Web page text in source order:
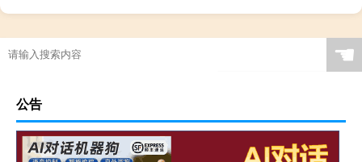
156寸笔记本多大长宽是多少
☚
公告